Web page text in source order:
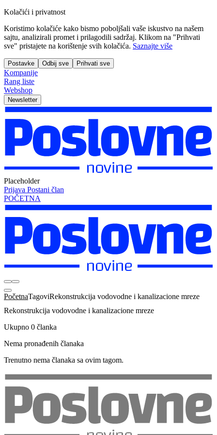
Kolačići i privatnost
Koristimo kolačiće kako bismo poboljšali vaše iskustvo na našem
sajtu, analizirali promet i prilagodili sadržaj. Klikom na "Prihvati
sve" pristajete na korištenje svih kolačića. Saznajte više
Postavke Odbij sve Prihvati sve
Kompanije
Rang liste
Webshop
Newsletter
Placeholder
Prijava Postani član
POČETNA
PočetnaTagoviRekonstrukcija vodovodne i kanalizacione mreze
Rekonstrukcija vodovodne i kanalizacione mreze
Ukupno 0 članka
Nema pronađenih članaka
Trenutno nema članaka sa ovim tagom.